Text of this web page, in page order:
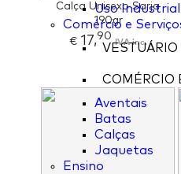
Uso Industrial
Comércio e
COMÉRCIO
Aventais
Batas
Calças
Jaquetas
Ensino
Calça Unisexo Sarja
190gr
€17,90 IVA inc.